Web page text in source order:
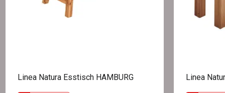
Linea Natura Esstisch HAMBURG Linea